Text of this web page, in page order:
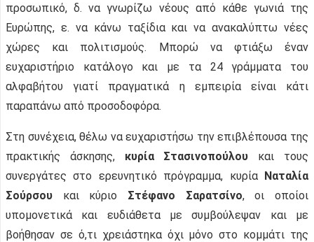
προσωπικό, δ. να γνωρίζω νέους από κάθε γωνιά της
Ευρώπης, ε. να κάνω ταξίδια και να ανακαλύπτω νέες
χώρες και πολιτισμούς. Μπορώ να φτιάξω έναν
ευχαριστήριο κατάλογο και με τα 24 γράμματα του
αλφαβήτου γιατί πραγματικά η εμπειρία είναι κάτι
παραπάνω από προσοδοφόρα.
Στη συνέχεια, θέλω να ευχαριστήσω την επιβλέπουσα της
πρακτικής άσκησης,κυρία Στασινοπούλου και τους
συνεργάτες στο ερευνητικό πρόγραμμα, κυρία Ναταλία
Σούρσου και κύριο Στέφανο Σαρατσίνο, οι οποίοι
υπομονετικά και ευδιάθετα με συμβούλεψαν και με
βοήθησαν σε ό,τι χρειάστηκα όχι μόνο στο κομμάτι της